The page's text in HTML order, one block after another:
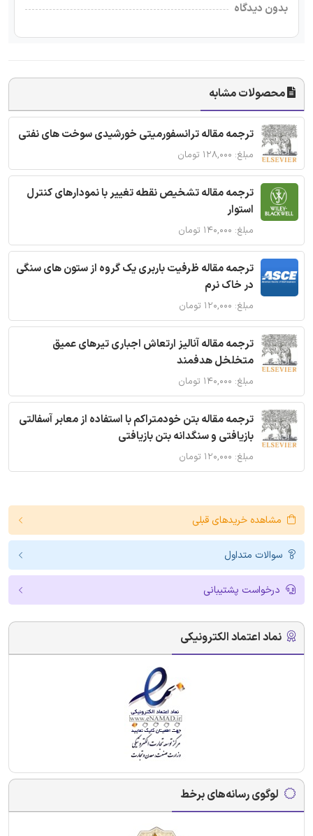
بدون دیدگاه
محصولات مشابه
ترجمه مقاله ترانسفورمیتی خورشیدی سوخت های نفتی
مبلغ: ۱۲۸,۰۰۰ تومان
ترجمه مقاله تشخیص نقطه تغییر با نمودارهای کنترل
استوار
مبلغ: ۱۴۰,۰۰۰ تومان
ترجمه مقاله ظرفیت باربری یک گروه از ستون های سنگی
در خاک نرم
مبلغ: ۱۲۰,۰۰۰ تومان
ترجمه مقاله آنالیز ارتعاش اجباری تیرهای عمیق
متخلخل هدفمند
مبلغ: ۱۴۰,۰۰۰ تومان
ترجمه مقاله بتن خودمتراکم با استفاده از معابر آسفالتی
بازیافتی و سنگدانه بتن بازیافتی
مبلغ: ۱۲۰,۰۰۰ تومان
مشاهده خریدهای قبلی
سوالات متداول
درخواست پشتیبانی
نماد اعتماد الکترونیکی
لوگوی رسانه‌های برخط